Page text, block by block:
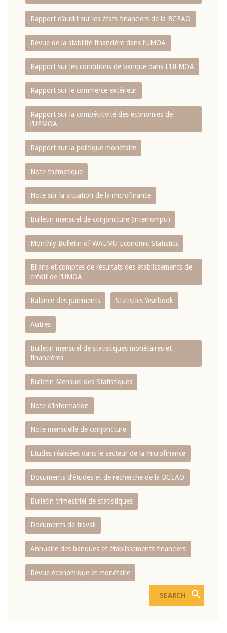
Rapport d‘audit sur les états financiers de la BCEAO
Revue de la stabilité financière dans l‘UMOA
Rapport sur les conditions de banque dans L‘UEMOA
Rapport sur le commerce extérieur
Rapport sur la compétitivité des économies de
l‘UEMOA
Rapport sur la politique monétaire
Note thématique
Note sur la situation de la microfinance
Bulletin mensuel de conjoncture (interrompu)
Monthly Bulletin of WAEMU Economic Statistics
Bilans et comptes de résultats des établissements de
crédit de l‘UMOA
Balance des paiements Statistics Yearbook
Autres
Bulletin mensuel de statistiques monétaires et
financières
Bulletin Mensuel des Statistiques
Note d’information
Note mensuelle de conjoncture
Etudes réalisées dans le secteur de la microfinance
Documents d’études et de recherche de la BCEAO
Bulletin trimestriel de statistiques
Documents de travail
Annuaire des banques et établissements financiers
Revue économique et monétaire